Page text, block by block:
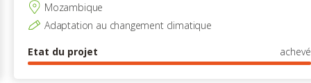
Mozambique
Adaptation au changement climatique
Etat du projet
achevé